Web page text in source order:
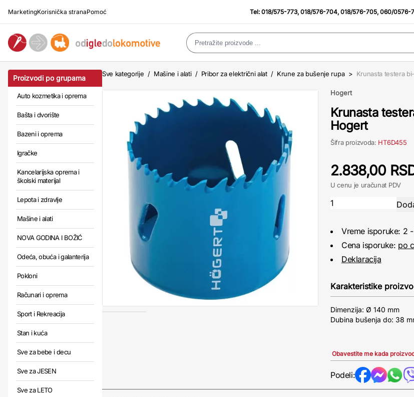
MarketingKorisnička stranaPomoć Tel:018/575-773,018/576-704,018/576-705,060/0576-
Proizvodi po grupama
Auto kozmetika i oprema
Bašta i dvorište
Bazeni i oprema
Igračke
Kancelarijska oprema i
školski materijal
Lepota i zdravlje
Mašine i alati
NOVA GODINA I BOŽIĆ
Odeća, obuća i galanterija
Pokloni
Računari i oprema
Sport i Rekreacija
Stan i kuća
Sve za bebe i decu
Sve za JESEN
Sve za LETO
Sve kategorije / Mašine i alati / Pribor za električni alat / Krune za bušenje rupa > Krunasta testera
Hogert
Krunasta
Hogert
Šifra proizvoda: HT6D455
2.838,00
U cenu je uračunat PDV
Vreme isporuke: 2
Cena isporuke: po
Deklaracija
Karakteristike
Dimenzija: Ø 140 mm
Dubina bušenja do: 38
Obavestite me kada
Podeli: